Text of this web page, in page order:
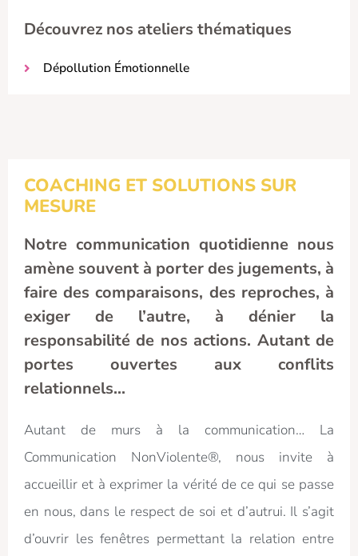
Découvrez nos ateliers thématiques
Dépollution Émotionnelle
COACHING ET SOLUTIONS SUR
MESURE
Notre communication quotidienne nous
amène souvent à porter des jugements, à
faire des comparaisons, des reproches, à
exiger de l’autre, à dénier la
responsabilité de nos actions. Autant de
portes ouvertes aux conflits
relationnels...
Autant de murs à la communication… La
Communication NonViolente®, nous invite à
accueillir et à exprimer la vérité de ce qui se passe
en nous, dans le respect de soi et d’autrui. Il s’agit
d’ouvrir les fenêtres permettant la relation entre